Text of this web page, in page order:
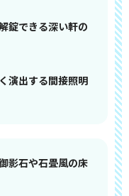
錠できる深い軒の
演出する間接照明
影石や石畳風の床